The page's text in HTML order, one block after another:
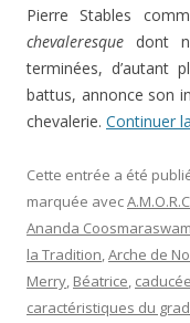
Pierre Stables
chevaleresque dont
terminées, d’autant
battus, annonce son
chevalerie. Continuer
Cette entrée a été
marquée avec
Ananda
la Tradition,Arche de
Merry, Béatrice, caducée
caractéristiques du